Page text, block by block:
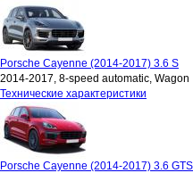
Porsche Cayenne (2014-2017) 3.6 S
2014-2017, 8-speed automatic, Wagon
Технические характеристики
Porsche Cayenne (2014-2017) 3.6 GTS